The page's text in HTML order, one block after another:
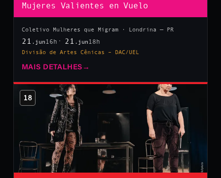
Mujeres Valientes en Vuelo
Coletivo Mulheres que Migram · Londrina — PR
21 .jun 16h 21 .jun 18h
Divisão de Artes Cênicas – DAC/UEL
MAIS DETALHES →
18